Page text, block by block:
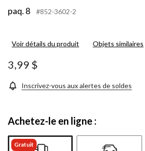
paq. 8
#852-3602-2
Voir détails du produit Objets similaires
3,99 $
Inscrivez-vous aux alertes de soldes
Achetez-le en ligne :
Gratuit